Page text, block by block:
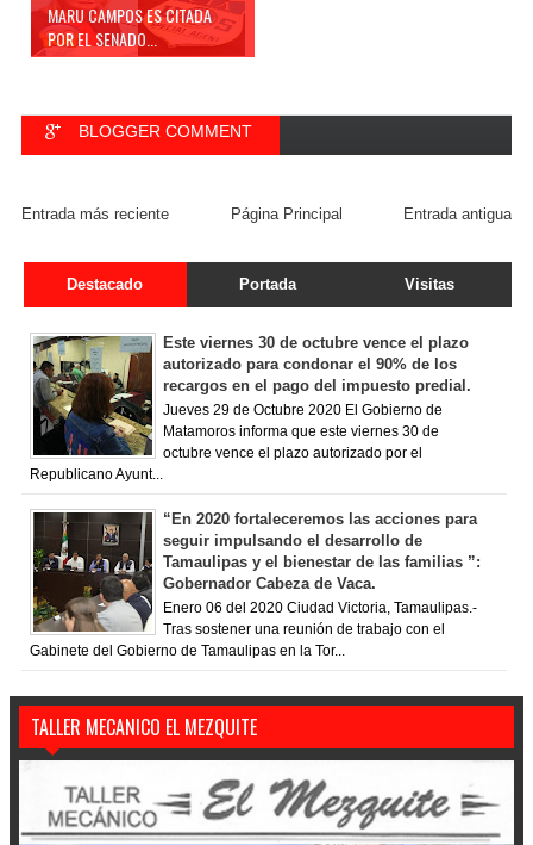
MARU CAMPOS ES CITADA
POR EL SENADO...
BLOGGER COMMENT
Entrada más reciente Entrada antigua
Página Principal
Destacado Portada Visitas
Este viernes 30 de octubre vence el plazo
autorizado para condonar el 90% de los
recargos en el pago del impuesto predial.
Jueves 29 de Octubre 2020 El Gobierno de
Matamoros informa que este viernes 30 de
octubre vence el plazo autorizado por el
Republicano Ayunt...
“En 2020 fortaleceremos las acciones para
seguir impulsando el desarrollo de
Tamaulipas y el bienestar de las familias ”:
Gobernador Cabeza de Vaca.
Enero 06 del 2020 Ciudad Victoria, Tamaulipas.-
Tras sostener una reunión de trabajo con el
Gabinete del Gobierno de Tamaulipas en la Tor...
TALLER MECANICO EL MEZQUITE